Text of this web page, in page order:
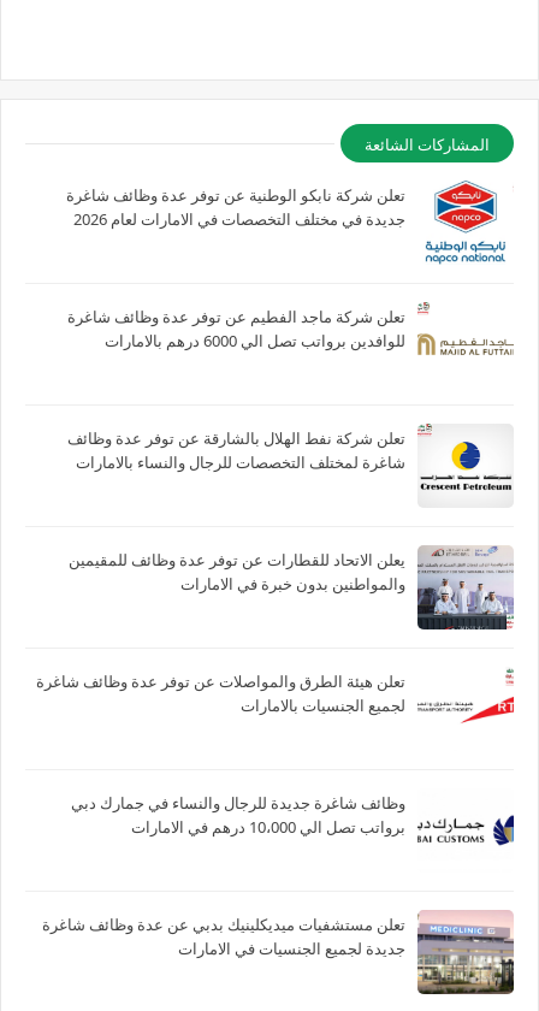
المشاركات الشائعة
تعلن شركة نابكو الوطنية عن توفر عدة وظائف شاغرة
جديدة في مختلف التخصصات في الامارات لعام 2026
تعلن شركة ماجد الفطيم عن توفر عدة وظائف شاغرة
للوافدين برواتب تصل الي 6000 درهم بالامارات
تعلن شركة نفط الهلال بالشارقة عن توفر عدة وظائف
شاغرة لمختلف التخصصات للرجال والنساء بالامارات
يعلن الاتحاد للقطارات عن توفر عدة وظائف للمقيمين
والمواطنين بدون خبرة في الامارات
تعلن هيئة الطرق والمواصلات عن توفر عدة وظائف شاغرة
لجميع الجنسيات بالامارات
وظائف شاغرة جديدة للرجال والنساء في جمارك دبي
برواتب تصل الي 10،000 درهم في الامارات
تعلن مستشفيات ميديكلينيك بدبي عن عدة وظائف شاغرة
جديدة لجميع الجنسيات في الامارات